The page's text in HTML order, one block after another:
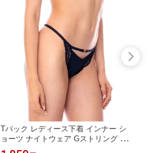
Tバック レディース下着 インナー シ
ョーツ ナイトウェア Gストリング セ
クシー サイドストリング パンツ イン